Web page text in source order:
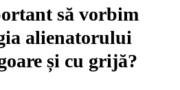
să vorbim
alienatorului
și cu grijă?